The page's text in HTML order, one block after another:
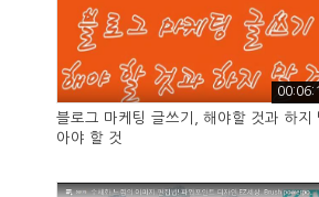
블로그 마케팅 글쓰기, 해야할 것과 하지
아야 할 것